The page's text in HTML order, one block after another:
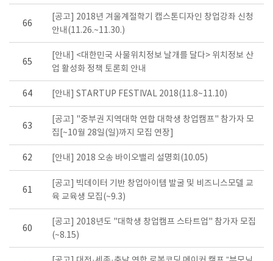
66
[공고] 2018년 겨울계절학기 캡스톤디자인 창업강좌 신청
안내(11.26.~11.30.)
65
[안내] <대한민국 사물위치정보 날개를 달다> 위치정보 산
업 활성화 정책 토론회 안내
64 [안내] STARTUP FESTIVAL 2018(11.8~11.10)
63
[공고] "중부권 지역대학 연합 대학생 창업캠프" 참가자 모
집[~10월 28일(일)까지 모집 연장]
62 [안내] 2018 오송 바이오밸리 설명회(10.05)
61
[공고] 빅데이터 기반 창업아이템 발굴 및 비즈니스모델 교
육 교육생 모집(~9.3)
60
[공고] 2018년도 "대학생 창업캠프 스타트업" 참가자 모집
(~8.15)